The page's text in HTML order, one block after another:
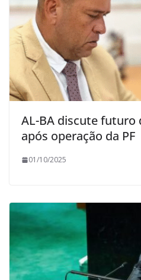
AL-BA discute futuro
após operação da PF
01/10/2025